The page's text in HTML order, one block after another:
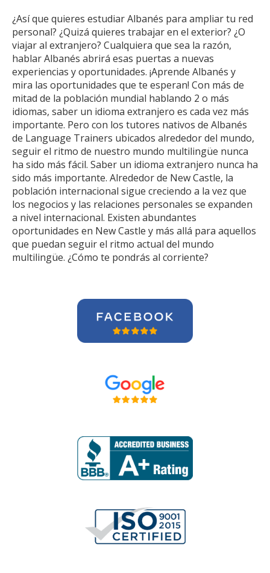
¿Así que quieres estudiar Albanés para ampliar tu red
personal? ¿Quizá quieres trabajar en el exterior? ¿O
viajar al extranjero? Cualquiera que sea la razón,
hablar Albanés abrirá esas puertas a nuevas
experiencias y oportunidades. ¡Aprende Albanés y
mira las oportunidades que te esperan! Con más de
mitad de la población mundial hablando 2 o más
idiomas, saber un idioma extranjero es cada vez más
importante. Pero con los tutores nativos de Albanés
de Language Trainers ubicados alrededor del mundo,
seguir el ritmo de nuestro mundo multilingüe nunca
ha sido más fácil. Saber un idioma extranjero nunca ha
sido más importante. Alrededor de New Castle, la
población internacional sigue creciendo a la vez que
los negocios y las relaciones personales se expanden
a nivel internacional. Existen abundantes
oportunidades en New Castle y más allá para aquellos
que puedan seguir el ritmo actual del mundo
multilingüe. ¿Cómo te pondrás al corriente?